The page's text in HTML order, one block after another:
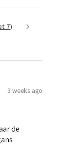
7)
3 weeks ago
de